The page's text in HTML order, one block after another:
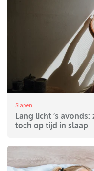
Slapen
Lang licht ’s
toch op tijd in slaap